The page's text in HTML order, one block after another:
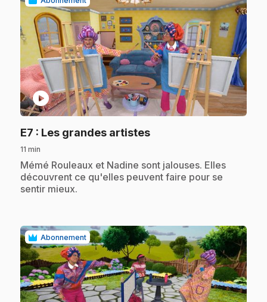
play_circle
E7 : Les grandes artistes.
11 min
.Mémé Rouleaux et Nadine sont jalouses. Elles
découvrent ce qu'elles peuvent faire pour se
sentir mieux.
Abonnement